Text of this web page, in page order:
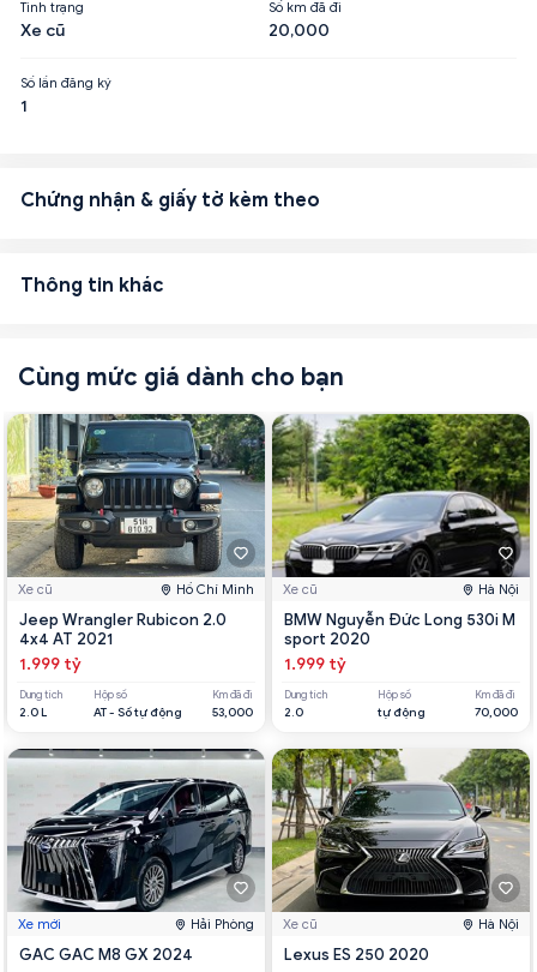
Tình trạng
Xe cũ
Số km đã đi
20,000
Số lần đăng ký
1
Chứng nhận & giấy tờ kèm theo
Thông tin khác
Cùng mức giá dành cho bạn
Xe cũ Hồ Chí Minh
Jeep Wrangler Rubicon 2.0
4x4 AT 2021
1.999 tỷ
Dung tích
2.0 L
Hộp số
AT - Số tự động
Km đã đi
53,000
Xe mới Hải Phòng
GAC GAC M8 GX 2024
Xe cũ Hà Nội
BMW Nguyễn Đức Long 530i M
sport 2020
1.999 tỷ
Dung tích
2.0
Hộp số
tự động
Km đã đi
70,000
Xe cũ Hà Nội
Lexus ES 250 2020